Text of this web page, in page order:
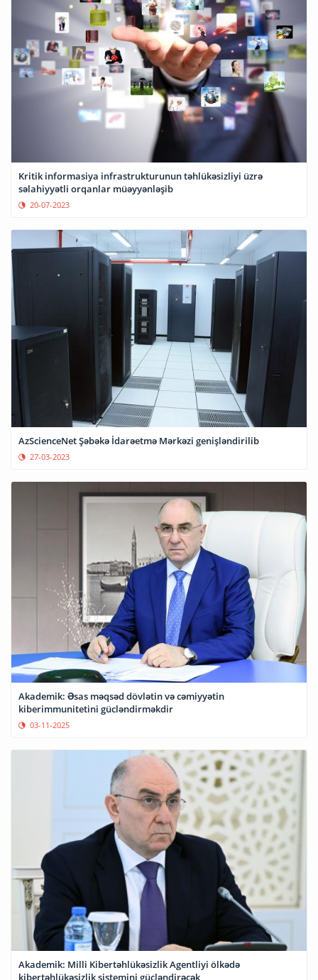
Kritik informasiya infrastrukturunun təhlükəsizliyi üzrə
səlahiyyətli orqanlar müəyyənləşib
20-07-2023
AzScienceNet Şəbəkə İdarəetmə Mərkəzi genişləndirilib
27-03-2023
Akademik: Əsas məqsəd dövlətin və cəmiyyətin
kiberimmunitetini gücləndirməkdir
03-11-2025
Akademik: Milli Kibertəhlükəsizlik Agentliyi ölkədə
kibertəhlükəsizlik sistemini gücləndirəcək